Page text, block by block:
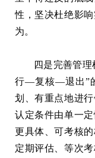
性，坚决杜绝影
为。
四是完善管
行—复核—退出”
划、有重点地进
认定条件由单一
更具体、可考核
定期评估、等次